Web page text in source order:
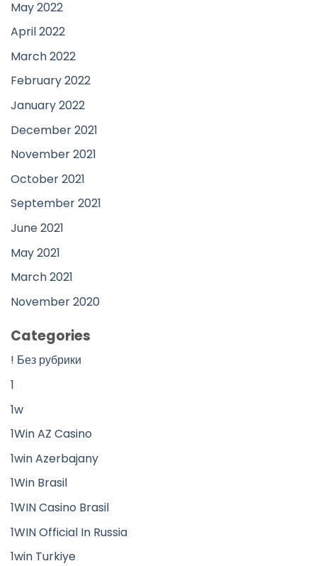
May 2022
April 2022
March 2022
February 2022
January 2022
December 2021
November 2021
October 2021
September 2021
June 2021
May 2021
March 2021
November 2020
Categories
! Без рубрики
1
1w
1Win AZ Casino
1win Azerbajany
1Win Brasil
1WIN Casino Brasil
1WIN Official In Russia
1win Turkiye